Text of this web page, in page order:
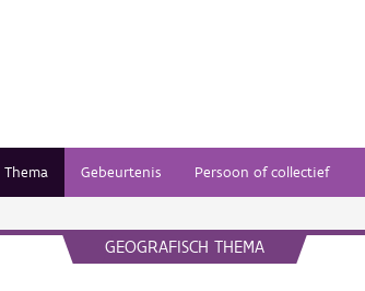
Thema Gebeurtenis Persoon of collectief
GEOGRAFISCH THEMA